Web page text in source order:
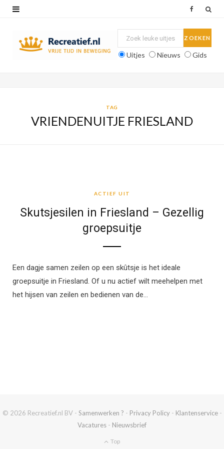
Uitjes Nieuws Gids
TAG
VRIENDENUITJE FRIESLAND
ACTIEF UIT
Skutsjesilen in Friesland – Gezellig
groepsuitje
Een dagje samen zeilen op een skûtsje is het ideale
groepsuitje in Friesland. Of u nu actief wilt meehelpen met
het hijsen van zeilen en bedienen van de…
© 2026 Recreatief.nl BV - Samenwerken ? - Privacy Policy- Klantenservice-
Vacatures - Nieuwsbrief
Top